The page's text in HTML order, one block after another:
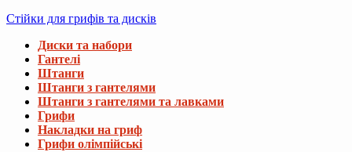
Стійки для грифів та дисків
Диски та набори
Гантелі
Штанги
Штанги з гантелями
Штанги з гантелями та лавками
Грифи
Накладки на гриф
Грифи олімпійські